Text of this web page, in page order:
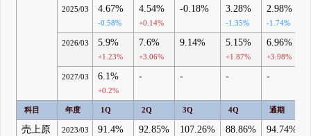
2025/03 4.67%
-0.58%
4.54%
+0.14%
-0.18% 3.28%
-1.35%
2.98%
-1.74%
2026/03 5.9%
+1.23%
7.6%
+3.06%
9.14% 5.15%
+1.87%
6.96%
+3.98%
2027/03 6.1%
+0.2%
- - - -
科目 年度 1Q 2Q 3Q 4Q 通期
売上原
2023/03 91.4% 92.85% 107.26% 88.86% 94.74%